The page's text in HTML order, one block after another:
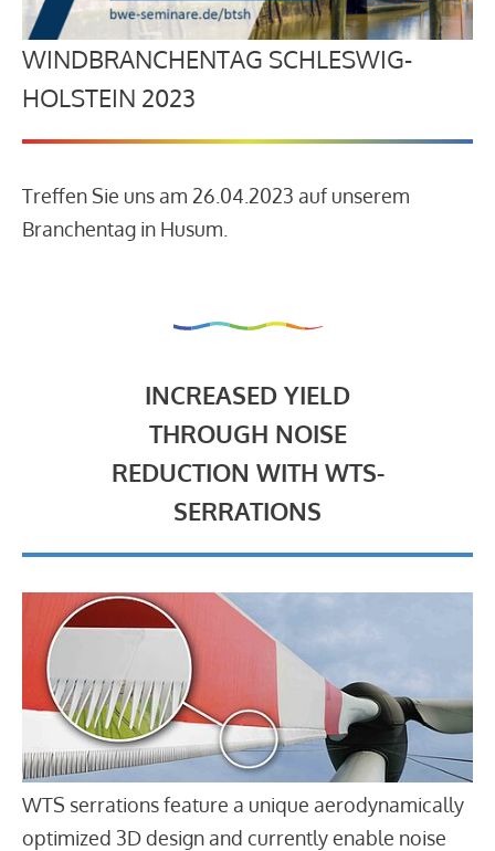
WINDBRANCHENTAG SCHLESWIG-
HOLSTEIN 2023
Treffen Sie uns am 26.04.2023 auf unserem
Branchentag in Husum.
INCREASED YIELD
THROUGH NOISE
REDUCTION WITH WTS-
SERRATIONS
WTS serrations feature a unique aerodynamically
optimized 3D design and currently enable noise